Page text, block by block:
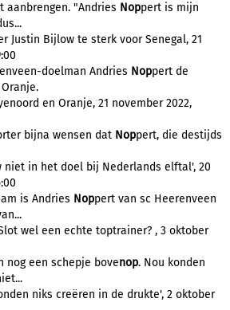
aanbrengen. "Andries Noppert is mijn
Justin Bijlow te sterk voor Senegal, 21
doelman Andries Noppert de
en Oranje, 21 november 2022,
bijna wensen dat Noppert, die destijds
niet in het doel bij Nederlands elftal', 20
is Andries Noppert van sc Heerenveen
wel een echte toptrainer? , 3 oktober
nog een schepje bovenop. Nou konden
niks creëren in de drukte', 2 oktober